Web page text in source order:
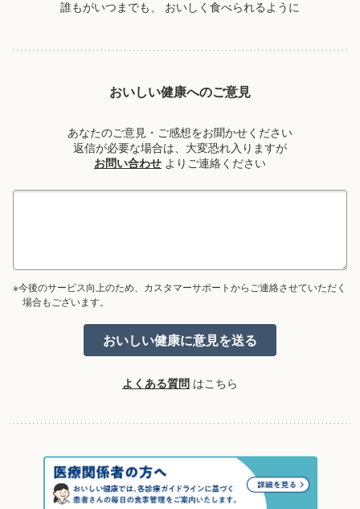
誰もがいつまでも、 おいしく食べられるように
おいしい健康へのご意見
あなたのご意見・ご感想をお聞かせください
返信が必要な場合は、大変恐れ入りますが
お問い合わせ よりご連絡ください
※今後のサービス向上のため、カスタマーサポートからご連絡させていただく
場合もございます。
よくある質問 はこちら